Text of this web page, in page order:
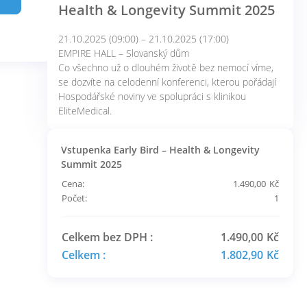
Health & Longevity Summit 2025
21.10.2025 (09:00) – 21.10.2025 (17:00)
EMPIRE HALL – Slovanský dům
Co všechno už o dlouhém životě bez nemocí víme,
se dozvíte na celodenní konferenci, kterou pořádají
Hospodářské noviny ve spolupráci s klinikou
EliteMedical.
Vstupenka Early Bird – Health & Longevity
Summit 2025
Cena: 1.490,00 Kč
Počet:
1
Celkem bez DPH : 1.490,00 Kč
Celkem :
1.802,90 Kč